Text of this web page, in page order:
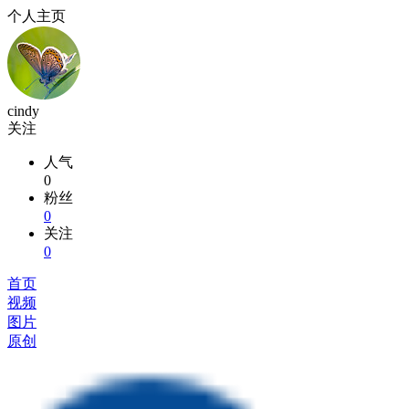
个人主页
cindy
关注
人气
0
粉丝
0
关注
0
首页
视频
图片
原创